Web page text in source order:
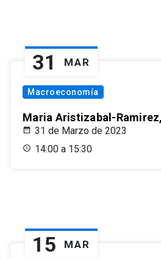
31 MAR
Macroeconomía
Maria Aristizabal-Ramirez,
31 de Marzo de 2023
14:00 a 15:30
15 MAR